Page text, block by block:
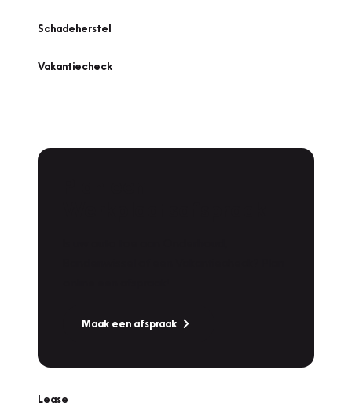
Schadeherstel
Vakantiecheck
Maak een afspraak
Lease